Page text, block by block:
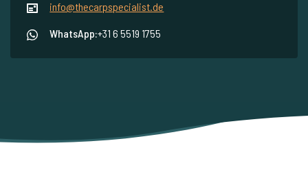
info@thecarpspecialist.de
WhatsApp:+31 6 5519 1755